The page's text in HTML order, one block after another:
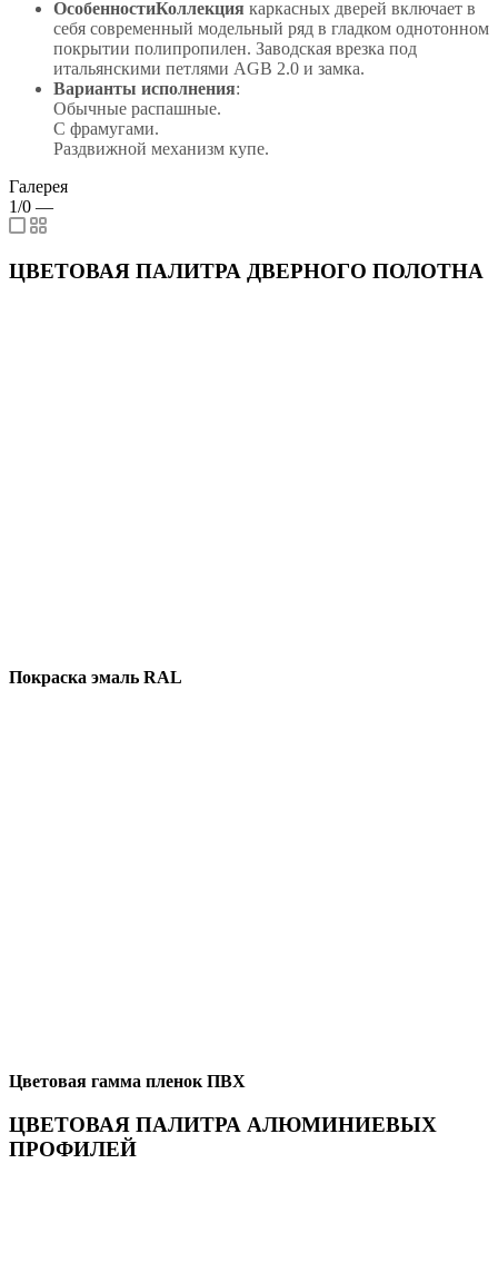
ОсобенностиКоллекция каркасных дверей включает в
себя современный модельный ряд в гладком однотонном
покрытии полипропилен. Заводская врезка под
итальянскими петлями AGB 2.0 и замка.
Варианты исполнения:
Обычные распашные.
С фрамугами.
Раздвижной механизм купе.
Галерея
1/0 —
ЦВЕТОВАЯ ПАЛИТРА ДВЕРНОГО ПОЛОТНА
Покраска эмаль RAL
Цветовая гамма пленок ПВХ
ЦВЕТОВАЯ ПАЛИТРА АЛЮМИНИЕВЫХ
ПРОФИЛЕЙ